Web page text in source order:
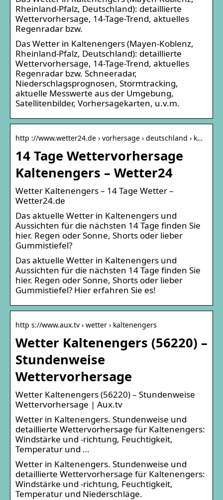
Rheinland-Pfalz, Deutschland): detaillierte
Wettervorhersage, 14-Tage-Trend, aktuelles
Regenradar bzw.
Das Wetter in Kaltenengers (Mayen-Koblenz,
Rheinland-Pfalz, Deutschland): detaillierte
Wettervorhersage, 14-Tage-Trend, aktuelles
Regenradar bzw. Schneeradar,
Niederschlagsprognosen, Stormtracking,
aktuelle Messwerte aus der Umgebung,
Satellitenbilder, Vorhersagekarten, u.v.m.
http ://www.wetter24.de › vorhersage › deutschland › k…
14 Tage Wettervorhersage
Kaltenengers – Wetter24
Wetter Kaltenengers – 14 Tage Wetter –
Wetter24.de
Das aktuelle Wetter in Kaltenengers und
Aussichten für die nächsten 14 Tage finden Sie
hier. Regen oder Sonne, Shorts oder lieber
Gummistiefel?
Das aktuelle Wetter in Kaltenengers und
Aussichten für die nächsten 14 Tage finden Sie
hier. Regen oder Sonne, Shorts oder lieber
Gummistiefel? Hier erfahren Sie es!
http s://www.aux.tv › wetter › kaltenengers
Wetter Kaltenengers (56220) –
Stundenweise
Wettervorhersage
Wetter Kaltenengers (56220) – Stundenweise
Wettervorhersage | Aux.tv
Wetter in Kaltenengers. Stundenweise und
detaillierte Wettervorhersage für Kaltenengers:
Windstärke und -richtung, Feuchtigkeit,
Temperatur und …
Wetter in Kaltenengers. Stundenweise und
detaillierte Wettervorhersage für Kaltenengers:
Windstärke und -richtung, Feuchtigkeit,
Temperatur und Niederschläge.